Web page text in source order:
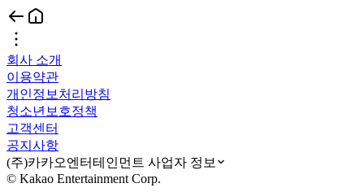
회사 소개
이용약관
개인정보처리방침
청소년보호정책
고객센터
공지사항
(주)카카오엔터테인먼트 사업자 정보
© Kakao Entertainment Corp.